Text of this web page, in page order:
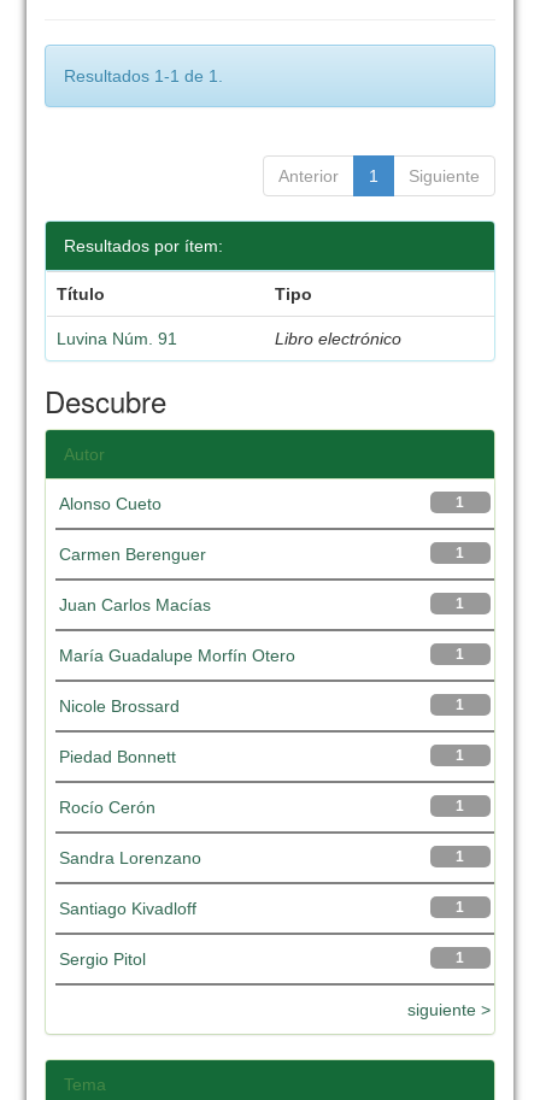
Resultados 1-1 de 1.
Anterior 1 Siguiente
Resultados por ítem:
Título Tipo
Luvina Núm. 91 Libro electrónico
Descubre
Autor
1
Alonso Cueto
1
Carmen Berenguer
1
Juan Carlos Macías
1
María Guadalupe Morfín Otero
1
Nicole Brossard
1
Piedad Bonnett
1
Rocío Cerón
1
Sandra Lorenzano
1
Santiago Kivadloff
1
Sergio Pitol
siguiente >
Tema